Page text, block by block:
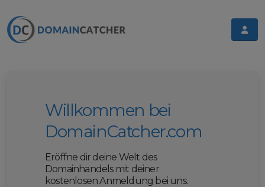
Willkommen bei
DomainCatcher.com
Eröffne dir deine Welt des
Domainhandels mit deiner
kostenlosen Anmeldung bei uns.